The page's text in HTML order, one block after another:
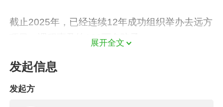
截止2025年，已经连续12年成功组织举办去远方
项目：课程惠及约190万名孩子。
18000名孩子与老师走出家乡，阔步远方，自主
展开全文
发起信息
发起方